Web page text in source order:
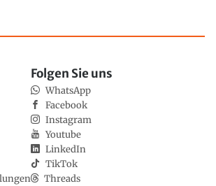
Folgen Sie uns
WhatsApp
Facebook
Instagram
Youtube
LinkedIn
TikTok
Threads